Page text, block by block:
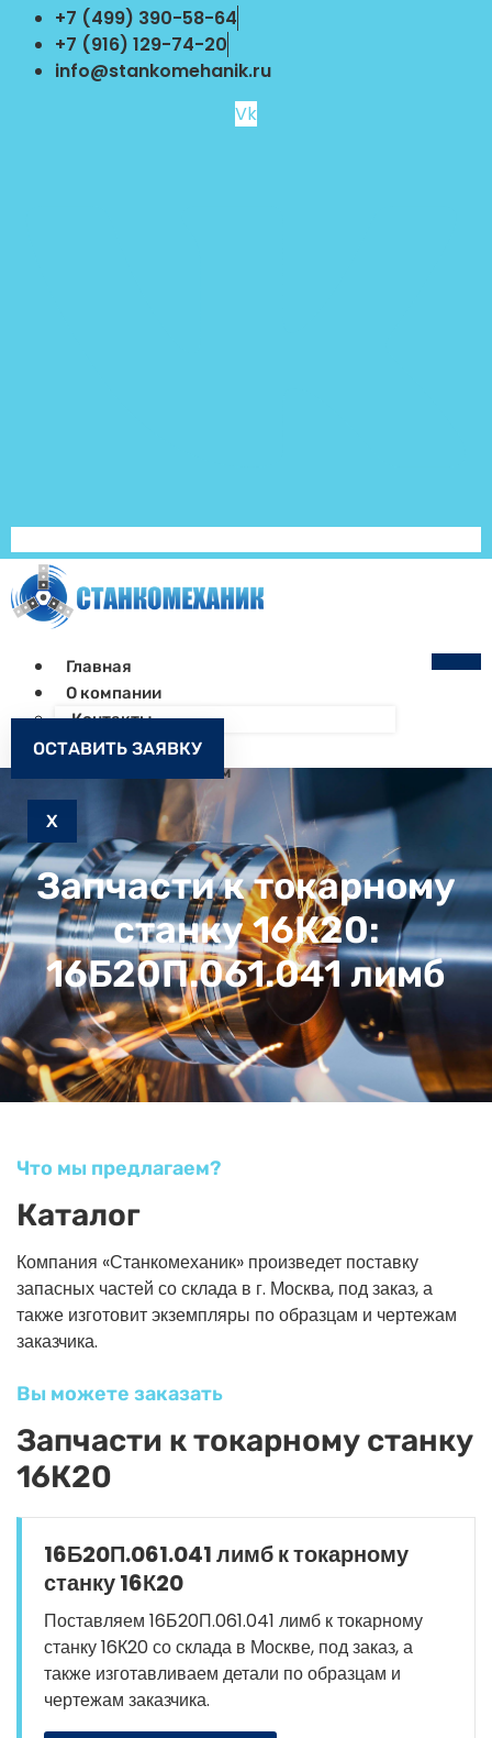
Перейти
содержимому
+7 (499) 390-58-64
+7 (916) 129-74-20
info@stankomehanik.ru
Vk
Главная
О компании
Контакты
Как заказать
Запчасти к станкам
X
ОСТАВИТЬ ЗАЯВКУ
Запчасти к токарному
станку 16К20:
16Б20П.061.041 лимб
Что мы предлагаем?
Каталог
Компания «Станкомеханик» произведет поставку
запасных частей со склада в г. Москва, под заказ, а
также изготовит экземпляры по образцам и чертежам
заказчика.
Вы можете заказать
Запчасти к токарному станку
16К20
16Б20П.061.041 лимб к токарному
станку 16К20
Поставляем 16Б20П.061.041 лимб к токарному
станку 16К20 со склада в Москве, под заказ, а
также изготавливаем детали по образцам и
чертежам заказчика.